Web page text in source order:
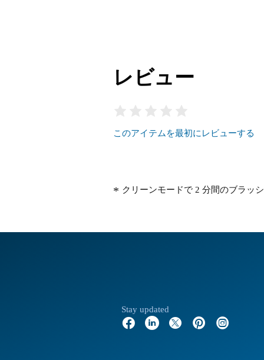
レビュー
このアイテムを最初にレビューする
クリーンモードで 2 分間のブラッ
Stay updated